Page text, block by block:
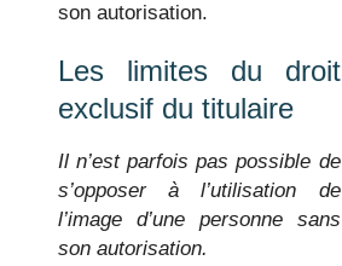
son autorisation.
Les limites du droit
exclusif du titulaire
Il n’est parfois pas possible de
s’opposer à l’utilisation de
l’image d’une personne sans
son autorisation.